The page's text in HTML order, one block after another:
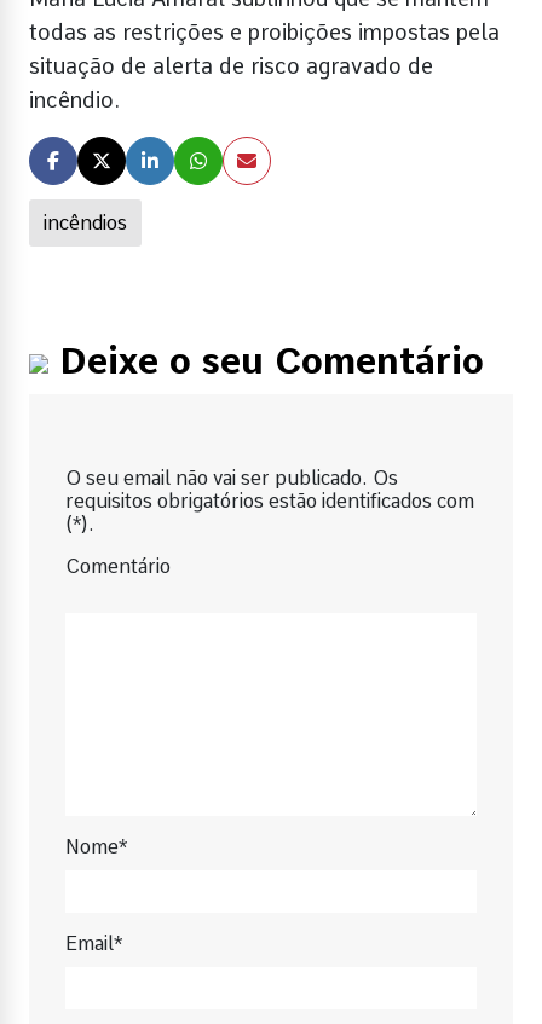
incêndios
todas as restrições e proibições impostas pela
situação de alerta de risco agravado de
incêndio.
Deixe o seu Comentário
O seu email não vai ser publicado. Os
requisitos obrigatórios estão identificados com
(*).
Comentário
Nome*
Email*